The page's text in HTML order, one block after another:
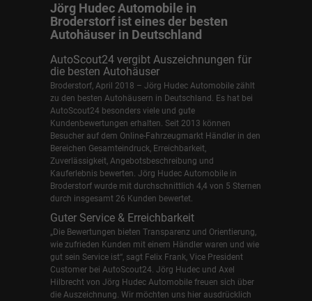
Jörg Hudec Automobile in
Broderstorf ist eines der besten
Autohäuser in Deutschland
AutoScout24 vergibt Auszeichnungen für
die besten Autohäuser
Broderstorf, April 2018 – Jörg Hudec Automobile zählt
zu den besten Autohäusern in Deutschland. Es hat bei
AutoScout24 besonders viele und gute
Kundenbewertungen erhalten. Seit 2013 können
Besucher auf dem Online-Fahrzeugmarkt Händler in den
Bereichen Gesamteindruck, Erreichbarkeit,
Zuverlässigkeit, Angebotsbeschreibung und
Kauferlebnis bewerten. Jörg Hudec Automobile in
Broderstorf wurde mit durchschnittlich 4,4 von 5 Sternen
durch insgesamt 26 Kunden bewertet.
Guter Service & Erreichbarkeit
„Die Bewertungen bieten Transparenz und Orientierung,
wie zufrieden Kunden mit einem Händler waren und wie
gut sein Service ist“, sagt Felix Frank, Vice President
Customer bei AutoScout24. Jörg Hudec und Axel
Hilbrecht von Jörg Hudec Automobile freuen sich über
die Auszeichnung. Wir möchten uns hier ausdrücklich